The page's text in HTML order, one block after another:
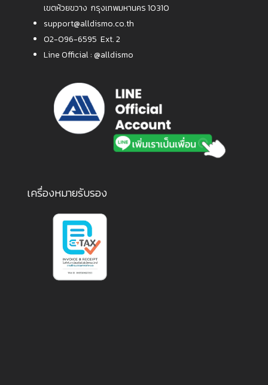
เขตห้วยขวาง กรุงเทพมหานคร 10310
support@alldismo.co.th
02-096-6595 Ext. 2
Line Official :@alldismo
เครื่องหมายรับรอง